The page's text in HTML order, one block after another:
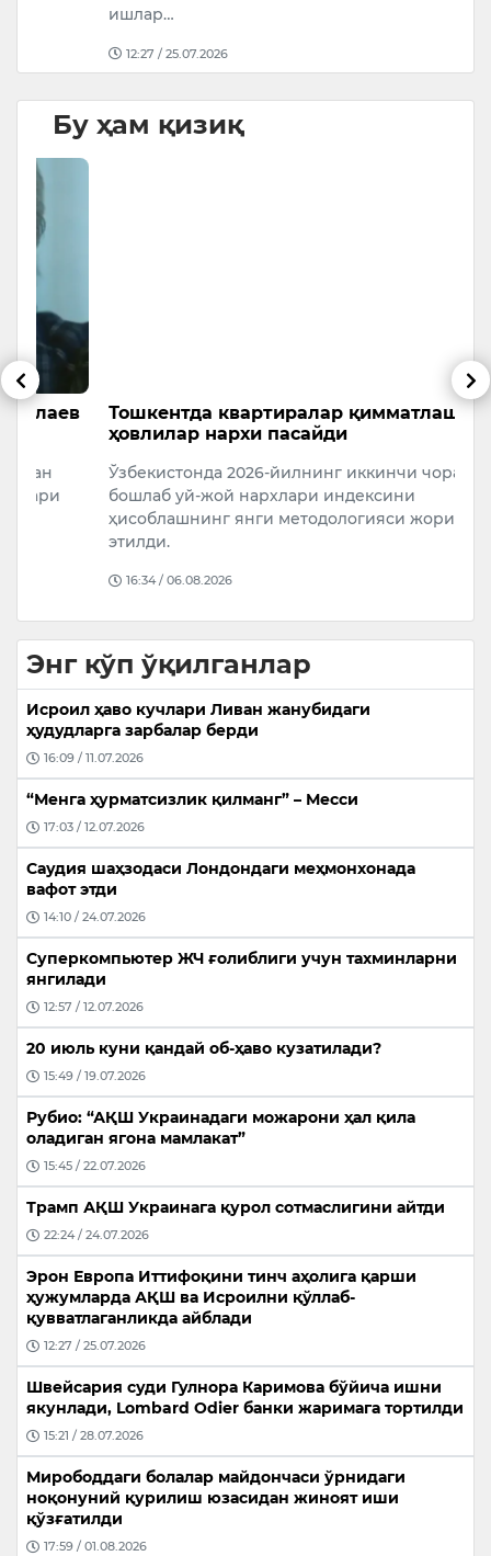
ишлар…
12:27 / 25.07.2026
Бу ҳам қизиқ
Тошкентда квартиралар қимматлашди,
ҳовлилар нархи пасайди
Ўзбекистонда 2026-йилнинг иккинчи чорагидан
бошлаб уй-жой нархлари индексини
ҳисоблашнинг янги методологияси жорий
16:34 / 06.08.2026
Энг кўп ўқилганлар
Исроил ҳаво кучлари Ливан жанубидаги
ҳудудларга зарбалар берди
16:09 / 11.07.2026
“Менга ҳурматсизлик қилманг” – Месси
17:03 / 12.07.2026
Саудия шаҳзодаси Лондондаги меҳмонхонада
вафот этди
14:10 / 24.07.2026
Суперкомпьютер ЖЧ ғолиблиги учун тахминларни
янгилади
12:57 / 12.07.2026
20 июль куни қандай об-ҳаво кузатилади?
15:49 / 19.07.2026
Рубио: “АҚШ Украинадаги можарони ҳал қила
оладиган ягона мамлакат”
15:45 / 22.07.2026
Трамп АҚШ Украинага қурол сотмаслигини айтди
22:24 / 24.07.2026
Эрон Европа Иттифоқини тинч аҳолига қарши
ҳужумларда АҚШ ва Исроилни қўллаб-
қувватлаганликда айблади
12:27 / 25.07.2026
Швейсария суди Гулнора Каримова бўйича ишни
якунлади, Lombard Odier банки жаримага тортилди
15:21 / 28.07.2026
Мирободдаги болалар майдончаси ўрнидаги
ноқонуний қурилиш юзасидан жиноят иши
қўзғатилди
17:59 / 01.08.2026